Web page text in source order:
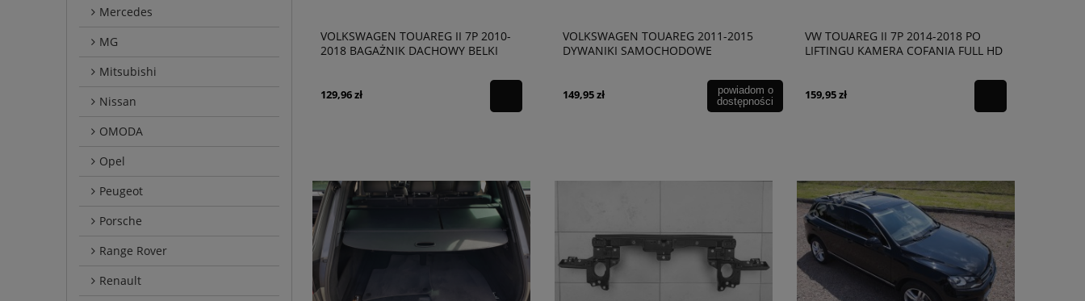
Mercedes
MG
Mitsubishi
Nissan
OMODA
Opel
Peugeot
Porsche
Range Rover
Renault
VOLKSWAGEN TOUAREG II 7P 2010-
2018 BAGAŻNIK DACHOWY BELKI
129,96 zł
VOLKSWAGEN TOUAREG 2011-2015
DYWANIKI SAMOCHODOWE
149,95 zł
powiadom o
dostępności
VW TOUAREG II 7P 2014-2018 PO
LIFTINGU KAMERA COFANIA FULL HD
159,95 zł